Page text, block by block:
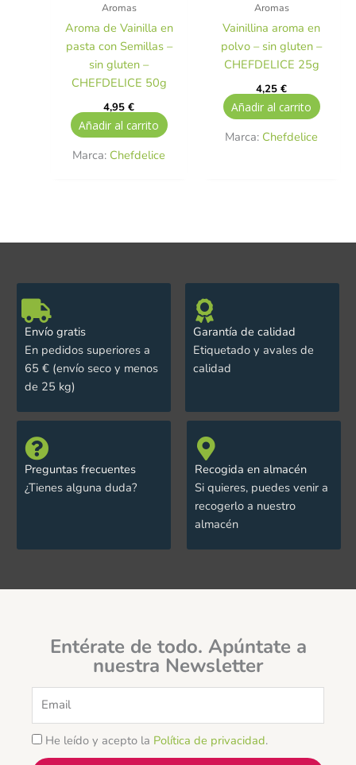
Aromas
Aroma de Vainilla en
pasta con Semillas –
sin gluten –
CHEFDELICE 50g
4,95€
Añadir al carrito
Marca: Chefdelice
Aromas
Vainillina aroma en
polvo – sin gluten –
CHEFDELICE 25g
4,25€
Añadir al carrito
Marca: Chefdelice
Envío gratis
En pedidos superiores a
65 € (envío seco y menos
de 25 kg)
Garantía de calidad
Etiquetado y avales de
calidad
Preguntas frecuentes
¿Tienes alguna duda?
Recogida en almacén
Si quieres, puedes venir a
recogerlo a nuestro
almacén
Entérate de todo. Apúntate a
nuestra Newsletter
He leído y acepto la Política de privacidad.